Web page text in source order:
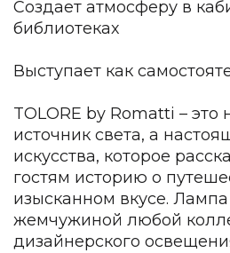
Создает атмосферу в
библиотеках
Выступает как
TOLORE by Romatti – это
источник света, а
искусства, которое
гостям историю о
изысканном вкусе. Лампа
жемчужиной любой
дизайнерского